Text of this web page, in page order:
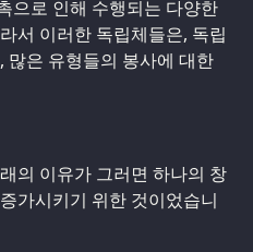
으로 인해 수행되는 다양한
서 이러한 독립체들은, 독립
많은 유형들의 봉사에 대한
의 이유가 그러면 하나의 창
가시키기 위한 것이었습니